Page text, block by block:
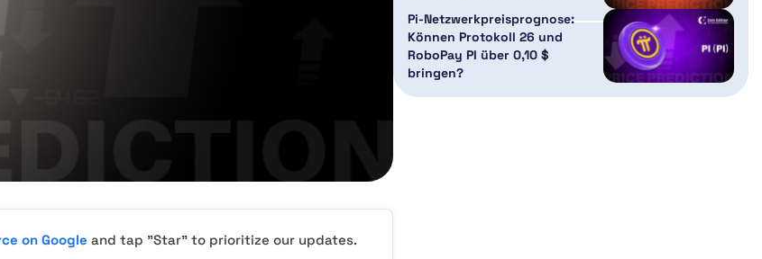
on Google and tap "Star" to prioritize our updates.
Pi-Netzwerkpreisprognose:
Können Protokoll 26 und
RoboPay PI über 0,10 $
bringen?